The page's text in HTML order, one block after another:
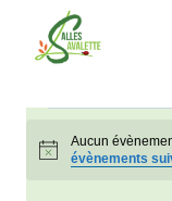
Notice
Aucun
évènements